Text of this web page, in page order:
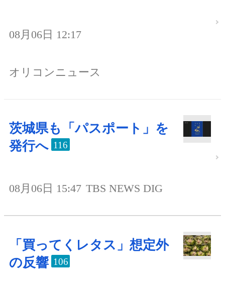
08月06日 12:17
オリコンニュース
茨城県も「パスポート」を
発行へ 116
08月06日 15:47 TBS NEWS DIG
「買ってくレタス」想定外
の反響 106